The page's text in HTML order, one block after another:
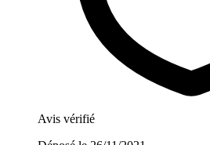
Avis vérifié